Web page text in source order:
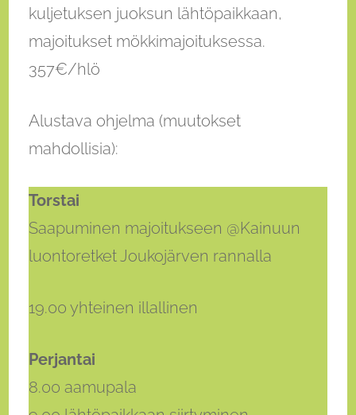
kuljetuksen juoksun lähtöpaikkaan,
majoitukset mökkimajoituksessa.
357€/hlö
Alustava ohjelma (muutokset
mahdollisia):
Torstai
Saapuminen majoitukseen @Kainuun
luontoretket Joukojärven rannalla
19.00 yhteinen illallinen
Perjantai
8.00 aamupala